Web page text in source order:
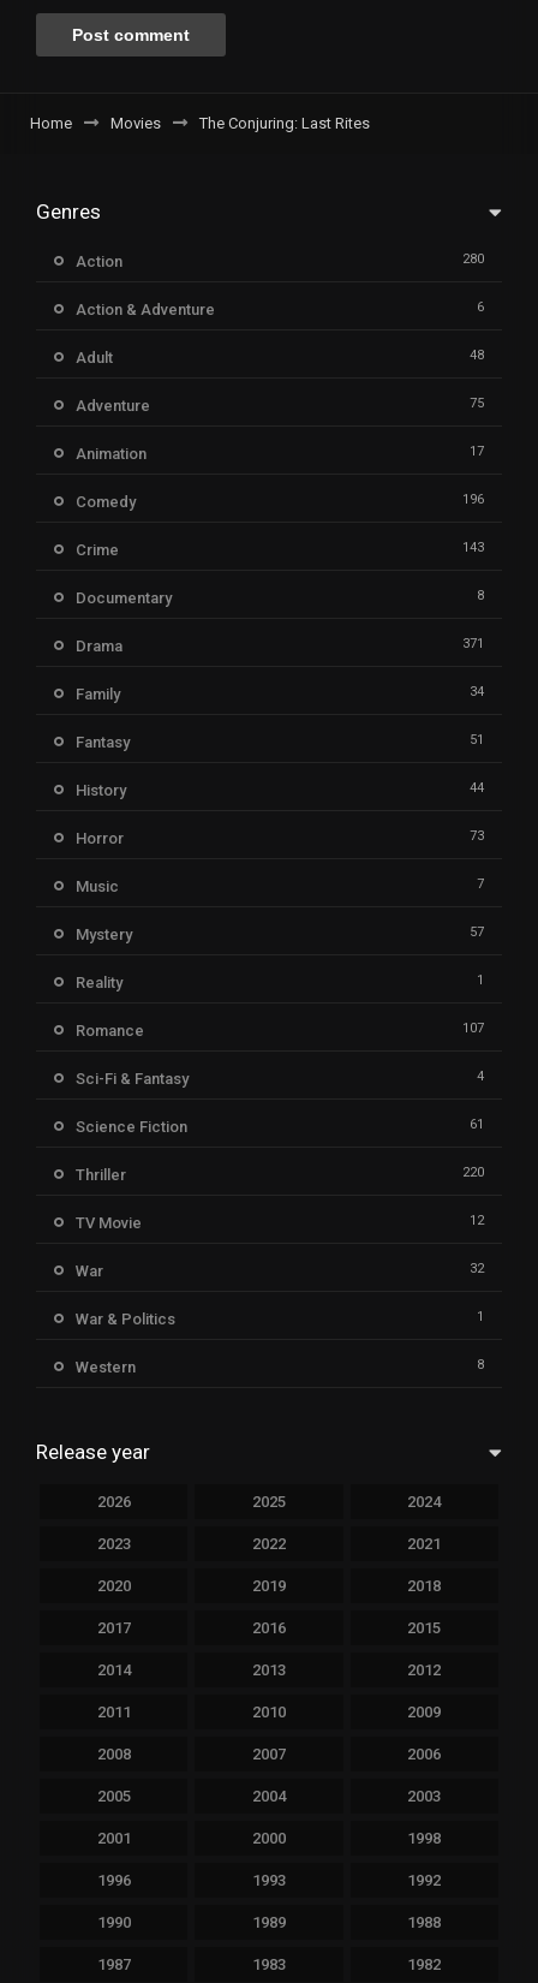
Home Movies The Conjuring: Last Rites
Genres
Action 280
Action & Adventure 6
Adult 48
Adventure 75
Animation 17
Comedy 196
Crime 143
Documentary 8
Drama 371
Family 34
Fantasy 51
History 44
Horror 73
Music 7
Mystery 57
Reality 1
Romance 107
Sci-Fi & Fantasy 4
Science Fiction 61
Thriller 220
TV Movie 12
War 32
War & Politics 1
Western 8
Release year
2026 2025 2024
2023 2022 2021
2020 2019 2018
2017 2016 2015
2014 2013 2012
2011 2010 2009
2008 2007 2006
2005 2004 2003
2001 2000 1998
1996 1993 1992
1990 1989 1988
1987 1983 1982